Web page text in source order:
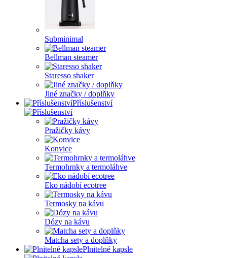
Subminimal
Bellman steamer
Staresso shaker
Jiné značky / doplňky
Příslušenství
Pražičky kávy
Konvice
Termohrnky a termoláhve
Eko nádobí ecotree
Termosky na kávu
Dózy na kávu
Matcha sety a doplňky
Plnitelné kapsle